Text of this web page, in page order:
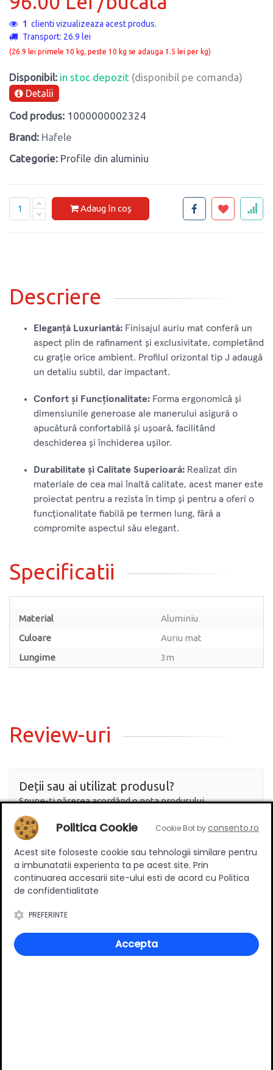
1 clienti vizualizeaza acest produs.
Transport: 26.9 lei
(26.9 lei primele 10 kg, peste 10 kg se adauga 1.5 lei per kg)
Disponibil: in stoc depozit (disponibil pe comanda)
Detalii
Cod produs: 1000000002324
Brand: Hafele
Categorie: Profile din aluminiu
Adaug în coș
Descriere
Eleganță Luxuriantă: Finisajul auriu mat conferă un
aspect plin de rafinament și exclusivitate, completând
cu grație orice ambient. Profilul orizontal tip J adaugă
un detaliu subtil, dar impactant.
Confort și Funcționalitate: Forma ergonomică și
dimensiunile generoase ale manerului asigură o
apucătură confortabilă și ușoară, facilitând
deschiderea și închiderea ușilor.
Durabilitate și Calitate Superioară: Realizat din
materiale de cea mai înaltă calitate, acest maner este
proiectat pentru a rezista în timp și pentru a oferi o
funcționalitate fiabilă pe termen lung, fără a
compromite aspectul său elegant.
Specificatii
Material
Aluminiu
Culoare
Auriu mat
Lungime
3m
Review-uri
Deții sau ai utilizat produsul?
Spune-ți părerea acordând o nota produsului
Adaugă un review
Politica Cookie Cookie Bot byconsento.ro
Acest site foloseste cookie sau tehnologii similare pentru
a imbunatatii experienta ta pe acest site. Prin
continuarea accesarii site-ului esti de acord cu Politica
de confidentialitate
PREFERINTE
Accepta